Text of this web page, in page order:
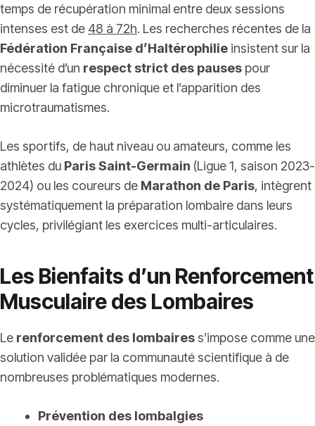
temps de récupération minimal entre deux sessions
intenses est de 48 à 72h. Les recherches récentes de la
Fédération Française d’Haltérophilie insistent sur la
nécessité d’un respect strict des pauses pour
diminuer la fatigue chronique et l’apparition des
microtraumatismes.
Les sportifs, de haut niveau ou amateurs, comme les
athlètes du Paris Saint-Germain (Ligue 1, saison 2023-
2024) ou les coureurs de Marathon de Paris, intègrent
systématiquement la préparation lombaire dans leurs
cycles, privilégiant les exercices multi-articulaires.
Les Bienfaits d’un Renforcement
Musculaire des Lombaires
Le renforcement des lombaires s’impose comme une
solution validée par la communauté scientifique à de
nombreuses problématiques modernes.
Prévention des lombalgies